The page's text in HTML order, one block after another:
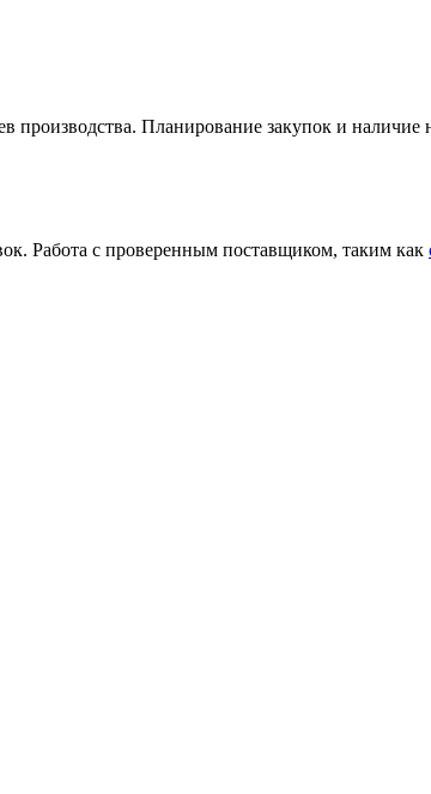
Планирование закупок и
Работа с проверенным поставщиком, таким как